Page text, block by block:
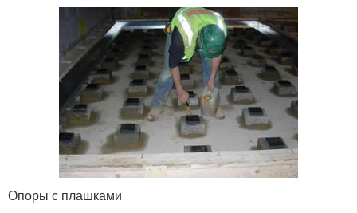
Опоры с плашками